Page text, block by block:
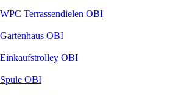
WPC Terrassendielen OBI
Gartenhaus OBI
Einkaufstrolley OBI
Spule OBI